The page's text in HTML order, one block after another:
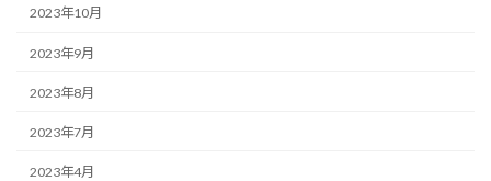
2023年10月
2023年9月
2023年8月
2023年7月
2023年4月